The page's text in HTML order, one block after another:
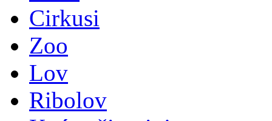
Cirkusi
Zoo
Lov
Ribolov